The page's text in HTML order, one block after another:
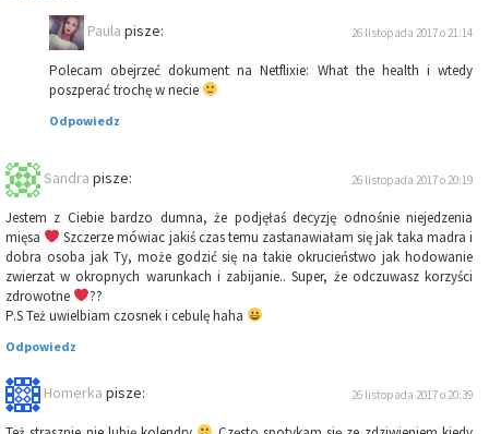
Paula pisze: 26 listopada 2017 o 21:14
Polecam obejrzeć dokument na Netflixie: What the health i wtedy
poszperać trochę w necie
Odpowiedz
Sandra pisze: 26 listopada 2017 o 20:19
Jestem z Ciebie bardzo dumna, że podjęłaś decyzję odnośnie niejedzenia
mięsa
Szczerze mówiac jakiś czas temu zastanawiałam się jak taka madra i
dobra osoba jak Ty, może godzić się na takie okrucieństwo jak hodowanie
zwierzat w okropnych warunkach i zabijanie.. Super, że odczuwasz korzyści
zdrowotne
??
P.S Też uwielbiam czosnek i cebulę haha
Odpowiedz
Homerka pisze: 26 listopada 2017 o 20:39